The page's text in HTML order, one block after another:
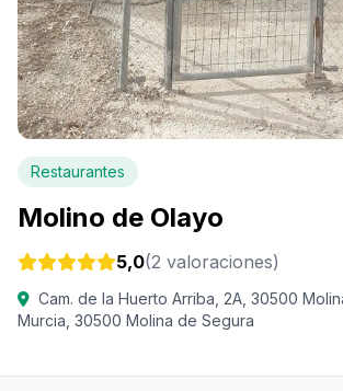
Restaurantes
Molino de Olayo
5,0(2 valoraciones)
Cam. de la Huerto Arriba, 2A, 30500
Murcia, 30500 Molina de Segura